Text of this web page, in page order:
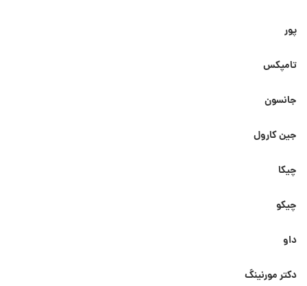
پور
تامپکس
جانسون
جین کارول
چیکا
چیکو
داو
دکتر مورنینگ